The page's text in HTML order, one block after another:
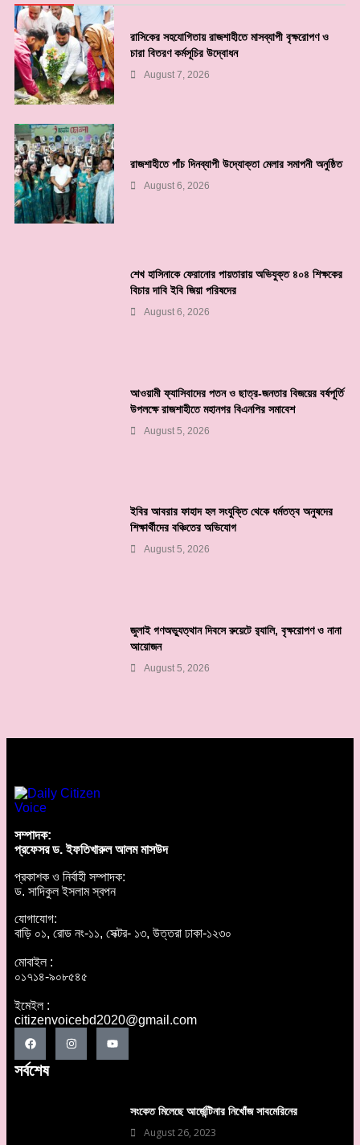
রাসিকের সহযোগিতায় রাজশাহীতে মাসব্যাপী বৃক্ষরোপণ ও
চারা বিতরণ কর্মসূচির উদ্বোধন
August 7, 2026
রাজশাহীতে পাঁচ দিনব্যাপী উদ্যোক্তা মেলার সমাপনী অনুষ্ঠিত
August 6, 2026
শেখ হাসিনাকে ফেরানোর পায়তারায় অভিযুক্ত ৪০৪ শিক্ষকের
বিচার দাবি ইবি জিয়া পরিষদের
August 6, 2026
আওয়ামী ফ্যাসিবাদের পতন ও ছাত্র-জনতার বিজয়ের বর্ষপূর্তি
উপলক্ষে রাজশাহীতে মহানগর বিএনপির সমাবেশ
August 5, 2026
ইবির আবরার ফাহাদ হল সংযুক্তি থেকে ধর্মতত্ব অনুষদের
শিক্ষার্থীদের বঞ্চিতের অভিযোগ
August 5, 2026
জুলাই গণঅভ্যুত্থান দিবসে রুয়েটে র‌্যালি, বৃক্ষরোপণ ও নানা
আয়োজন
August 5, 2026
সম্পাদক:
প্রফেসর ড. ইফতিখারুল আলম মাসউদ
প্রকাশক ও নির্বাহী সম্পাদক:
ড. সাদিকুল ইসলাম স্বপন
যোগাযোগ:
বাড়ি ০১, রোড নং-১১, সেক্টর- ১৩, উত্তরা ঢাকা-১২৩০
মোবাইল :
০১৭১৪-৯০৮৫৪৫
ইমেইল :
citizenvoicebd2020@gmail.com
সর্বশেষ
সংকেত মিলেছে আর্জেন্টিনার নিখোঁজ সাবমেরিনের
August 26, 2023